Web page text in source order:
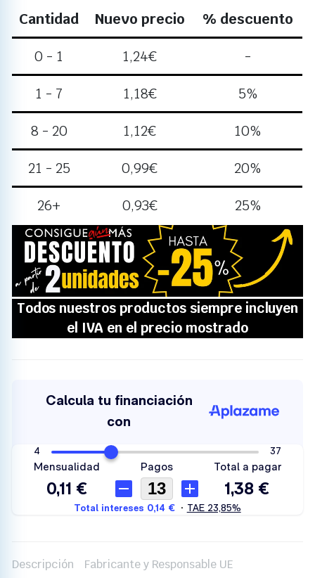
Cantidad Nuevo precio % descuento
0 - 1 1,24€ -
1 - 7 1,18€ 5%
8 - 20 1,12€ 10%
21 - 25 0,99€ 20%
26+ 0,93€ 25%
Descripción Fabricante y Responsable UE